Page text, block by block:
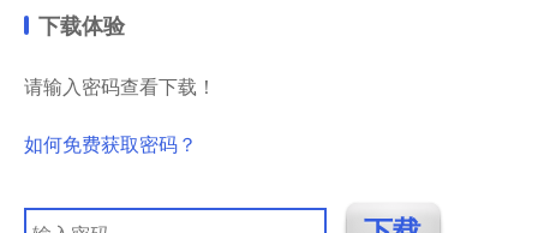
下载体验
请输入密码查看下载！
如何免费获取密码？